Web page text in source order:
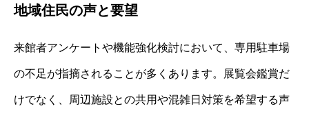
地域住民の声と要望
来館者アンケートや機能強化検討において、専用駐車場
の不足が指摘されることが多くあります。展覧会鑑賞だ
けでなく、周辺施設との共用や混雑日対策を希望する声